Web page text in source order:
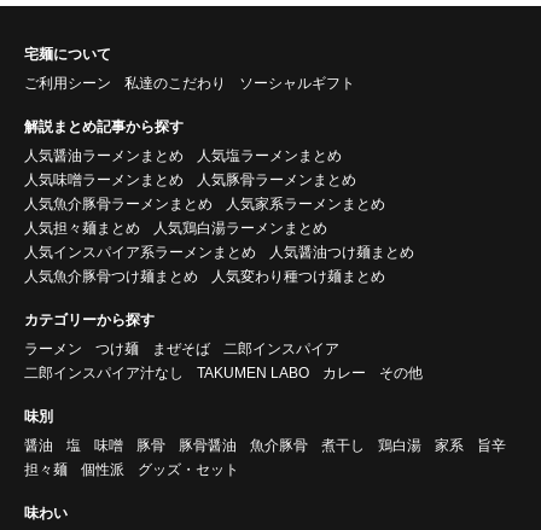
宅麺について
ご利用シーン
私達のこだわり ソーシャルギフト
解説まとめ記事から探す
人気醤油ラーメンまとめ
人気塩ラーメンまとめ
人気味噌ラーメンまとめ
人気豚骨ラーメンまとめ
人気魚介豚骨ラーメンまとめ
人気家系ラーメンまとめ
人気担々麺まとめ
人気鶏白湯ラーメンまとめ
人気インスパイア系ラーメンまとめ
人気醤油つけ麺まとめ
人気魚介豚骨つけ麺まとめ
人気変わり種つけ麺まとめ
カテゴリーから探す
ラーメン
つけ麺 まぜそば
二郎インスパイア
二郎インスパイア汁なし
TAKUMEN LABO カレー その他
味別
醤油
塩 味噌 豚骨 豚骨醤油 魚介豚骨 煮干し 鶏白湯 家系
旨辛
担々麺
個性派 グッズ・セット
味わい